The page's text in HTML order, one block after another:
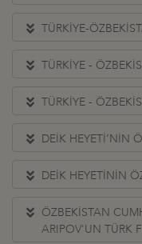
TÜRKİYE-
TÜRKİYE -
TÜRKİYE -
DEİK HEYETİ’NİN
DEİK HEYETİNİN
ÖZBEKİSTAN
ARIPOV'UN TÜRK